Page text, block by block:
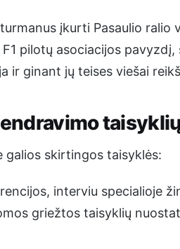
įkurti Pasaulio ralio
pilotų asociacijos
ir ginant jų teises viešai
galios skirtingos taisyklės:
interviu specialioje
griežtos taisyklių